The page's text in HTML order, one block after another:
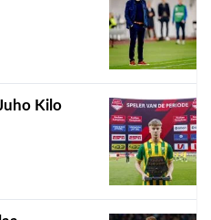
Kilo